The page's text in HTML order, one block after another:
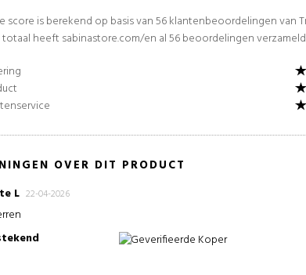
score is berekend op basis van 56 klantenbeoordelingen van
totaal heeft sabinastore.com/en al 56 beoordelingen
OVER DIT PRODUCT
L 22-04-2026
Geverifieerde Koper